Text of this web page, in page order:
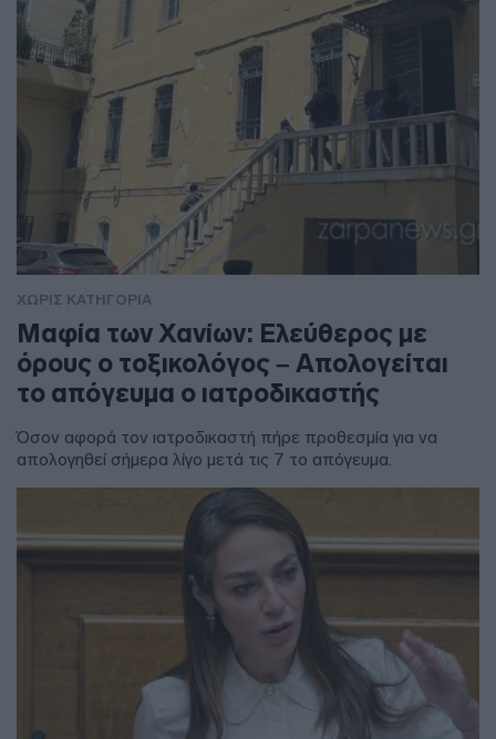
ΧΩΡΊΣ ΚΑΤΗΓΟΡΊΑ
Μαφία των Χανίων: Ελεύθερος με
όρους ο τοξικολόγος – Απολογείται
το απόγευμα ο ιατροδικαστής
Όσον αφορά τον ιατροδικαστή πήρε προθεσμία για να
απολογηθεί σήμερα λίγο μετά τις 7 το απόγευμα.